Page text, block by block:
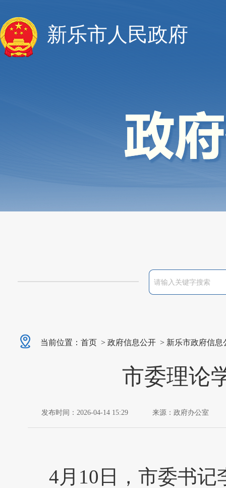
新乐市人民政府
当前位置： 首页 > 政府信息公开 > 新乐市政府信息
市委理论
发布时间：2026-04-14 15:29 来源：政府办公室
4月10日，市委书